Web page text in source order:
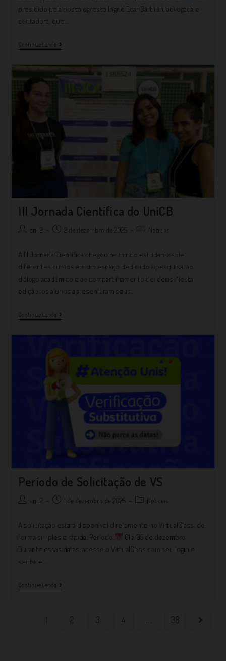
presidido pela nossa egressa Ingrid Ecar Barbieri, advogada e
contadora, que…
Continue Lendo
III Jornada Científica do UniCB
cnu2 2 de dezembro de 2025 Notícias
A III Jornada Científica chegou reunindo estudantes de
diferentes cursos em um espaço dedicado à pesquisa, ao
diálogo acadêmico e ao compartilhamento de ideias. Nesta
edição, os alunos apresentaram seus…
Continue Lendo
Período de Solicitação de VS
cnu2 1 de dezembro de 2025 Notícias
A solicitação estará disponível diretamente no VirtualClass, de
forma simples e rápida. Período:
01 a 05 de dezembro
Durante essas datas, acesse o VirtualClass com seu login e
senha e…
Continue Lendo
1 2 3 4 38